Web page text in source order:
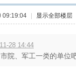
09:19:04 | 显示全部楼层
28 14:44
院、军工一类的单位